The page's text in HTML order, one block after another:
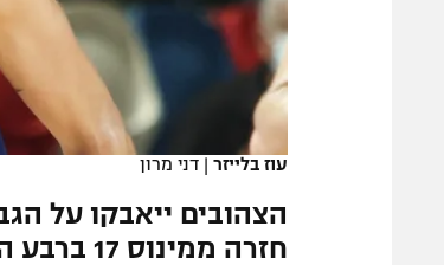
רשיון להקרנה פומבית לבית עסק
הצטרפות לחבילת הערוצים
לוח דרושים – ג'ובנט
תגיות
המגזיןעוז בלייזר | דני מרון
חזרה